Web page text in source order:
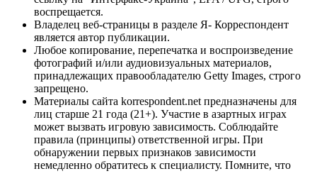
воспрещается.
Владелец веб-страницы в разделе Я- Корреспондент
является автор публикации.
Любое копирование, перепечатка и воспроизведение
фотографий и/или аудиовизуальных материалов,
принадлежащих правообладателю Getty Images, строго
запрещено.
Материалы сайта korrespondent.net предназначены для
лиц старше 21 года (21+). Участие в азартных играх
может вызвать игровую зависимость. Соблюдайте
правила (принципы) ответственной игры. При
обнаружении первых признаков зависимости
немедленно обратитесь к специалисту. Помните, что